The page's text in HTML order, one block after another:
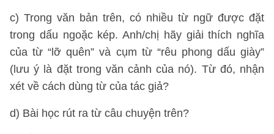
c) Trong văn bản trên, có nhiều từ ngữ được đặt
trong dấu ngoặc kép. Anh/chị hãy giải thích nghĩa
của từ “lỡ quên” và cụm từ “rêu phong dấu giày”
(lưu ý là đặt trong văn cảnh của nó). Từ đó, nhận
xét về cách dùng từ của tác giả?
d) Bài học rút ra từ câu chuyện trên?